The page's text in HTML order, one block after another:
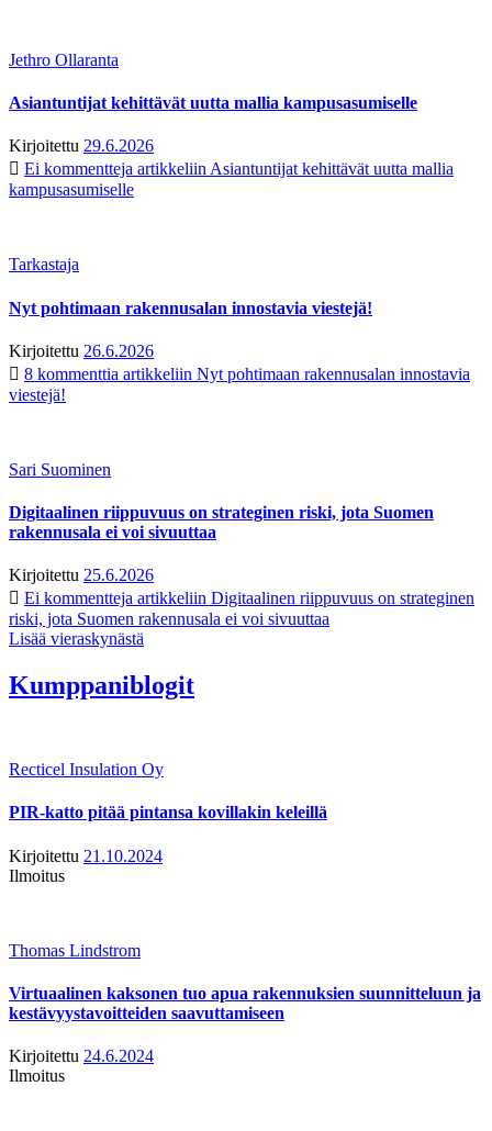
Jethro Ollaranta
Asiantuntijat kehittävät uutta mallia kampusasumiselle
Kirjoitettu 29.6.2026
Ei kommentteja artikkeliin Asiantuntijat kehittävät uutta mallia
kampusasumiselle
Tarkastaja
Nyt pohtimaan rakennusalan innostavia viestejä!
Kirjoitettu 26.6.2026
8 kommenttia artikkeliin Nyt pohtimaan rakennusalan innostavia
viestejä!
Sari Suominen
Digitaalinen riippuvuus on strateginen riski, jota Suomen
rakennusala ei voi sivuuttaa
Kirjoitettu 25.6.2026
Ei kommentteja artikkeliin Digitaalinen riippuvuus on strateginen
riski, jota Suomen rakennusala ei voi sivuuttaa
Lisää vieraskynästä
Kumppaniblogit
Recticel Insulation Oy
PIR-katto pitää pintansa kovillakin keleillä
Kirjoitettu 21.10.2024
Ilmoitus
Thomas Lindstrom
Virtuaalinen kaksonen tuo apua rakennuksien suunnitteluun ja
kestävyystavoitteiden saavuttamiseen
Kirjoitettu 24.6.2024
Ilmoitus